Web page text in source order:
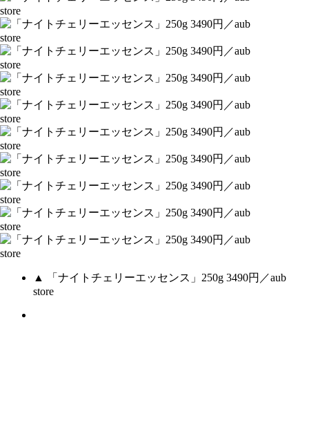
▲ 「ナイトチェリーエッセンス」250g 3490円／aub
store